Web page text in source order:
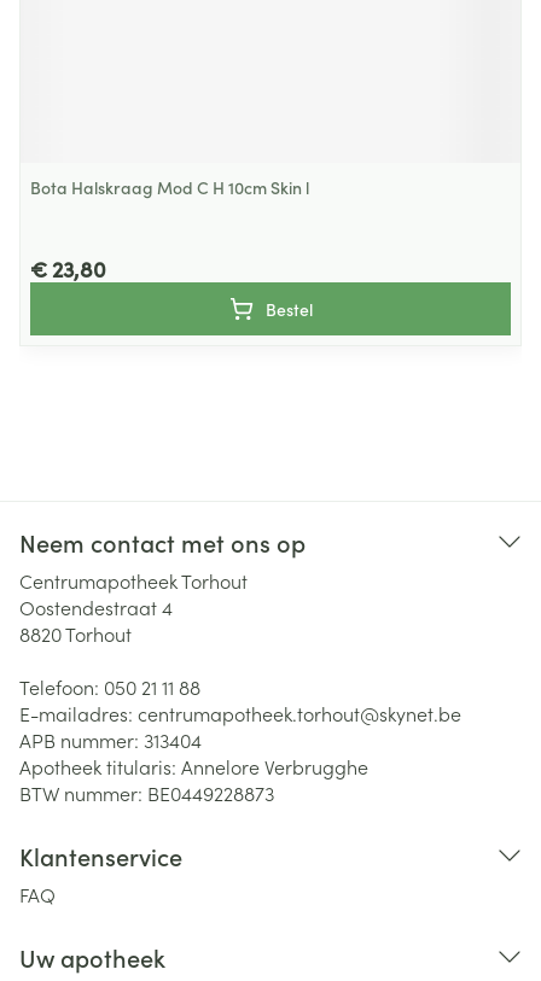
Bota Halskraag Mod C H 10cm Skin l
€ 23,80
Bestel
Neem contact met ons op
Centrumapotheek Torhout
Oostendestraat 4
8820Torhout
Telefoon: 050 21 11 88
E-mailadres: centrumapotheek.torhout@skynet.be
APB nummer: 313404
Apotheek titularis: Annelore Verbrugghe
BTW nummer: BE0449228873
Klantenservice
FAQ
Uw apotheek